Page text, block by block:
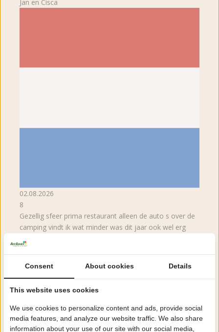
Jan en Cisca
02.08.2026
8
Gezellig sfeer prima restaurant alleen de auto s over de
camping vindt ik wat minder was dit jaar ook wel erg
Consent About cookies Details
This website uses cookies
We use cookies to personalize content and ads, provide social
media features, and analyze our website traffic. We also share
information about your use of our site with our social media,